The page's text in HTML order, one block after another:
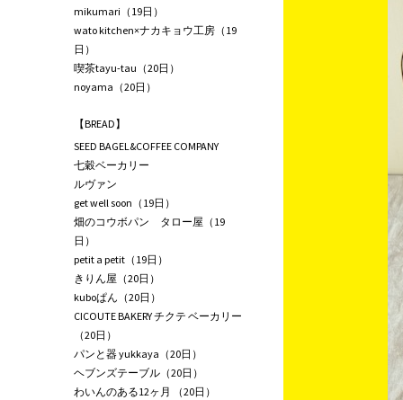
mikumari（19日）
wato kitchen×ナカキョウ工房（19
日）
喫茶tayu-tau（20日）
noyama（20日）
【BREAD】
SEED BAGEL&COFFEE COMPANY
七穀ベーカリー
ルヴァン
get well soon（19日）
畑のコウボパン タロー屋（19
日）
petit a petit（19日）
きりん屋（20日）
kuboぱん（20日）
CICOUTE BAKERY チクテ ベーカリー
（20日）
パンと器 yukkaya（20日）
ヘブンズテーブル（20日）
わいんのある12ヶ月 （20日）